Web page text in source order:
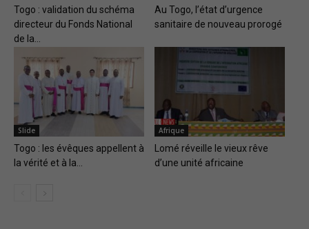
Togo : validation du schéma
directeur du Fonds National
de la...
Au Togo, l’état d’urgence
sanitaire de nouveau prorogé
Slide
Togo : les évêques appellent à
la vérité et à la...
Afrique
Lomé réveille le vieux rêve
d’une unité africaine